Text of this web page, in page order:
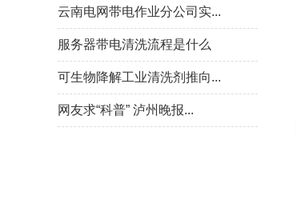
云南电网带电作业分公司实...
服务器带电清洗流程是什么
可生物降解工业清洗剂推向...
网友求“科普” 泸州晚报...